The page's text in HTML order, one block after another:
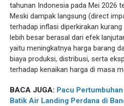
tahunan Indonesia pada Mei 2026
Meski dampak langsung (direct
terhadap inflasi diperkirakan
lebih besar berasal dari efek
yaitu meningkatnya harga barang
biaya produksi, distribusi, serta
terhadap kenaikan harga di masa
BACA JUGA: Pacu
Batik Air Landing Perdana di